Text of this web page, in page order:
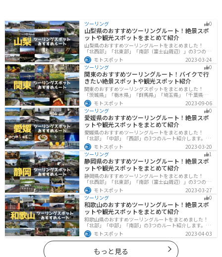
ツーリング 0
山梨県のおすすめツーリングルート！絶景スポ
ットや観光スポットをまとめて紹介
山梨県のおすすめツーリングルートをまとめました！
「北西部」「北東部」「南部（富士山周辺）」の3つのル
ート紹介します。富士山を中心に自然豊かな景色や食事
を楽しめるスポットが多数あります。バイクで山梨県に
ツーリングに行く際は参考にしてください。
モトスポット
2023-03-24
ツーリング
0
関東のおすすめツーリングルート！バイクで行
きたい絶景スポットや観光スポット紹介
関東のおすすめツーリングスポットをまとめました！
「茨城県」「栃木県」「群馬県」「埼玉県」「千葉県」
「東京都」「神奈川県」の各県の観光地紹介します。自
然豊かな山々や湖、温泉地が点在し、四季折々の景色を
楽しめるスポットが多数あります。バイクで関東にツー
リングに行く際は参考にしてください。
モトスポット
2023-09-06
ツーリング
0
愛媛県のおすすめツーリングルート！絶景スポ
ットや観光スポットをまとめて紹介
愛媛県のおすすめツーリングルートをまとめました！
「北部」「中部」「西部」の3つのルート紹介します。山
や海といった自然だけでなく、気軽に渡れる島もあり
様々な楽しみ方ができます。バイクで愛媛県にツーリン
グに行く際は参考にしてください。
モトスポット
2023-03-20
ツーリング
1
静岡県のおすすめツーリングルート！絶景スポ
ットや観光スポットをまとめて紹介
静岡県のおすすめツーリングルートをまとめました！
「北西部」「北東部」「南部（富士山周辺）」の3つのル
ート紹介します。富士山を中心に自然豊かな景色や食事
を楽しめるスポットが多数あります。バイクで静岡県に
ツーリングに行く際は参考にしてください。
モトスポット
2023-03-27
ツーリング
0
和歌山のおすすめツーリングルート！絶景スポ
ットや観光スポットをまとめて紹介
和歌山県のおすすめツーリングルートをまとめました！
「北部」「中部」「南部」の3つのルート紹介します。海
と山に囲まれた自然豊かなエリアが広がり、様々な楽し
み方ができます。バイクで和歌山県にツーリングに行く
際は参考にしてください。
モトスポット 2023-04-03
もっと見る